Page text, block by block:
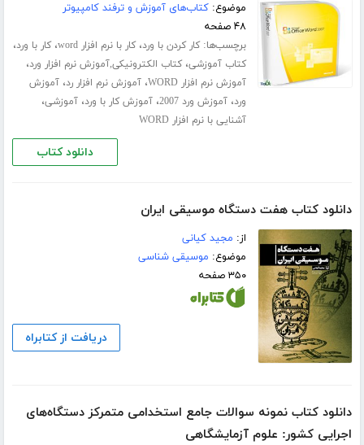
موضوع:کتاب‌های آموزش و ترفند کامپیوتر
۴۸ صفحه
برچسب‌ها:کار کردن با ورد،کار با نرم افزار word ،کار با ورد،
کتاب آموزشی،کتاب الکترونیکی,آموزش نرم افزار ورد،
آموزش نرم افزار WORD ،آموزش نرم افزار رد،آموزش
ورد،آموزش ورد 2007 ،آموزش کار با ورد،آموزشی،
آشنایی با نرم افزار WORD
دانلود کتاب
دانلود کتاب هفت دستگاه موسیقی ایران
از: مجید کیانی
موضوع: موسیقی شناسی
۳۵۰ صفحه
دریافت از کتابراه
دانلود کتاب نمونه سوالات جامع استخدامی متمرکز دستگاه‌های
اجرایی کشور: علوم آزمایشگاهی